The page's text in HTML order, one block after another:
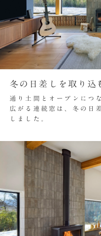
冬の日差しを取り込
通り土間とオープンにつ
広がる連続窓は、冬の日
しました。